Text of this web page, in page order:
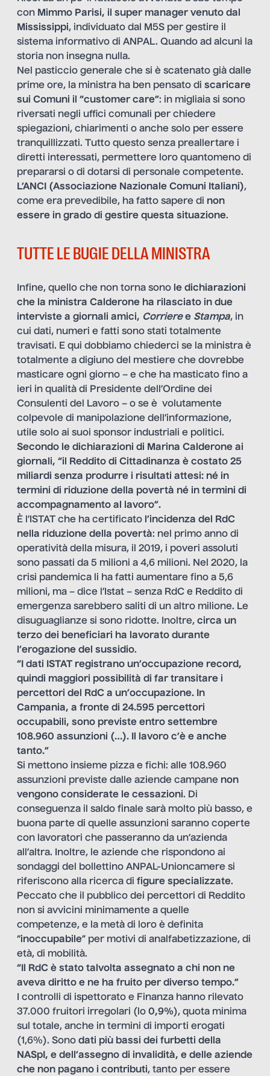
con Mimmo Parisi, il super manager venuto dal
Mississippi, individuato dal M5S per gestire il
sistema informativo di ANPAL. Quando ad alcuni la
storia non insegna nulla.
Nel pasticcio generale che si è scatenato già dalle
prime ore, la ministra ha ben pensato di scaricare
sui Comuni il “customer care”: in migliaia si sono
riversati negli uffici comunali per chiedere
spiegazioni, chiarimenti o anche solo per essere
tranquillizzati. Tutto questo senza preallertare i
diretti interessati, permettere loro quantomeno di
prepararsi o di dotarsi di personale competente.
L’ANCI (Associazione Nazionale Comuni Italiani),
come era prevedibile, ha fatto sapere di non
essere in grado di gestire questa situazione.
TUTTE LE BUGIE DELLA MINISTRA
Infine, quello che non torna sono le dichiarazioni
che la ministra Calderone ha rilasciato in due
interviste a giornali amici, Corrieree Stampa, in
cui dati, numeri e fatti sono stati totalmente
travisati. E qui dobbiamo chiederci se la ministra è
totalmente a digiuno del mestiere che dovrebbe
masticare ogni giorno – e che ha masticato fino a
ieri in qualità di Presidente dell’Ordine dei
Consulenti del Lavoro – o se è volutamente
colpevole di manipolazione dell’informazione,
utile solo ai suoi sponsor industriali e politici.
Secondo le dichiarazioni di Marina Calderone ai
giornali, “il Reddito di Cittadinanza è costato 25
miliardi senza produrre i risultati attesi: né in
termini di riduzione della povertà né in termini di
accompagnamento al lavoro”.
È l’ISTAT che ha certificato l’incidenza del RdC
nella riduzione della povertà: nel primo anno di
operatività della misura, il 2019, i poveri assoluti
sono passati da 5 milioni a 4,6 milioni. Nel 2020, la
crisi pandemica li ha fatti aumentare fino a 5,6
milioni, ma – dice l’Istat – senza RdC e Reddito di
emergenza sarebbero saliti di un altro milione. Le
disuguaglianze si sono ridotte. Inoltre, circa un
terzo dei beneficiari ha lavorato durante
l’erogazione del sussidio.
“I dati ISTAT registrano un’occupazione record,
quindi maggiori possibilità di far transitare i
percettori del RdC a un’occupazione. In
Campania, a fronte di 24.595 percettori
occupabili, sono previste entro settembre
108.960 assunzioni (…). Il lavoro c’è e anche
tanto.”
Si mettono insieme pizza e fichi: alle 108.960
assunzioni previste dalle aziende campane non
vengono considerate le cessazioni. Di
conseguenza il saldo finale sarà molto più basso, e
buona parte di quelle assunzioni saranno coperte
con lavoratori che passeranno da un’azienda
all’altra. Inoltre, le aziende che rispondono ai
sondaggi del bollettino ANPAL-Unioncamere si
riferiscono alla ricerca di figure specializzate.
Peccato che il pubblico dei percettori di Reddito
non si avvicini minimamente a quelle
competenze, e la metà di loro è definita
“inoccupabile” per motivi di analfabetizzazione, di
età, di mobilità.
“Il RdC è stato talvolta assegnato a chi non ne
aveva diritto e ne ha fruito per diverso tempo.”
I controlli di ispettorato e Finanza hanno rilevato
37.000 fruitori irregolari (lo 0,9%), quota minima
sul totale, anche in termini di importi erogati
(1,6%). Sono dati più bassi dei furbetti della
NASpI, e dell’assegno di invalidità, e delle aziende
che non pagano i contributi, tanto per essere